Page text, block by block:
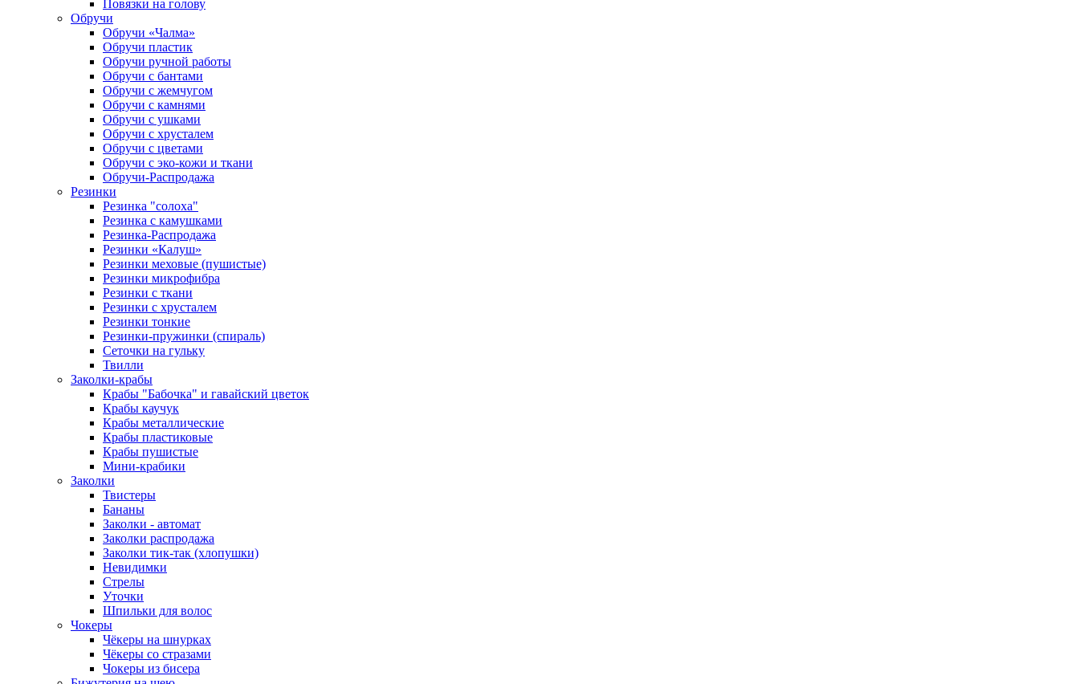
Повязки на голову
Обручи
Обручи «Чалма»
Обручи пластик
Обручи ручной работы
Обручи с бантами
Обручи с жемчугом
Обручи с камнями
Обручи с ушками
Обручи с хрусталем
Обручи с цветами
Обручи с эко-кожи и ткани
Обручи-Распродажа
Резинки
Резинка "солоха"
Резинка с камушками
Резинка-Распродажа
Резинки «Калуш»
Резинки меховые (пушистые)
Резинки микрофибра
Резинки с ткани
Резинки с хрусталем
Резинки тонкие
Резинки-пружинки (спираль)
Сеточки на гульку
Твилли
Заколки-крабы
Крабы "Бабочка" и гавайский цветок
Крабы каучук
Крабы металлические
Крабы пластиковые
Крабы пушистые
Мини-крабики
Заколки
Твистеры
Бананы
Заколки - автомат
Заколки распродажа
Заколки тик-так (хлопушки)
Невидимки
Стрелы
Уточки
Шпильки для волос
Чокеры
Чёкеры на шнурках
Чёкеры со стразами
Чокеры из бисера